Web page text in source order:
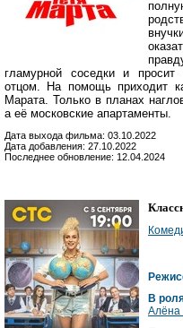
гламурной соседки и просит
отцом. На помощь приходит
Марата. Только в планах
а её московские апартаменты.
Дата выхода фильма: 03.10.2022
Дата добавления: 27.10.2022
Последнее обновление: 12.04.2024
В
Алёна